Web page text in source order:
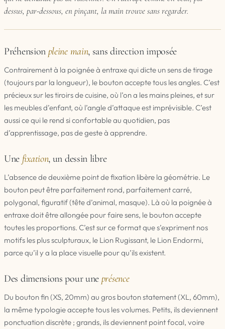
dessus, par-dessous, en pinçant, la main trouve sans regarder.
Préhension pleine main, sans direction imposée
Contrairement à la poignée à entraxe qui dicte un sens de tirage
(toujours par la longueur), le bouton accepte tous les angles. C’est
précieux sur les tiroirs de cuisine, où l’on a les mains pleines, et sur
les meubles d’enfant, où l’angle d’attaque est imprévisible. C’est
aussi ce qui le rend si confortable au quotidien, pas
d’apprentissage, pas de geste à apprendre.
Une fixation, un dessin libre
L’absence de deuxième point de fixation libère la géométrie. Le
bouton peut être parfaitement rond, parfaitement carré,
polygonal, figuratif (tête d’animal, masque). Là où la poignée à
entraxe doit être allongée pour faire sens, le bouton accepte
toutes les proportions. C’est sur ce format que s’expriment nos
motifs les plus sculpturaux, le Lion Rugissant, le Lion Endormi,
parce qu’il y a la place visuelle pour qu’ils existent.
Des dimensions pour une présence
Du bouton fin (XS, 20mm) au gros bouton statement (XL, 60mm),
la même typologie accepte tous les volumes. Petits, ils deviennent
ponctuation discrète ; grands, ils deviennent point focal, voire